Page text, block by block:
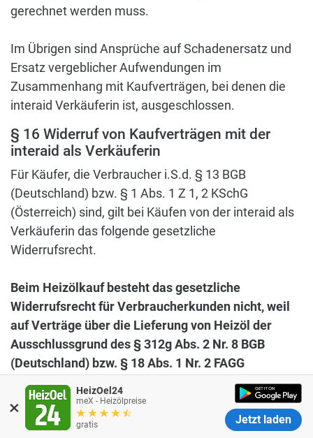
gerechnet werden muss.
Im Übrigen sind Ansprüche auf Schadenersatz und
Ersatz vergeblicher Aufwendungen im
Zusammenhang mit Kaufverträgen, bei denen die
interaid Verkäuferin ist, ausgeschlossen.
§ 16 Widerruf von Kaufverträgen mit der
interaid als Verkäuferin
Für Käufer, die Verbraucher i.S.d. § 13 BGB
(Deutschland) bzw. § 1 Abs. 1 Z 1, 2 KSchG
(Österreich) sind, gilt bei Käufen von der interaid als
Verkäuferin das folgende gesetzliche
Widerrufsrecht.
Beim Heizölkauf besteht das gesetzliche
Widerrufsrecht für Verbraucherkunden nicht, weil
auf Verträge über die Lieferung von Heizöl der
Ausschlussgrund des § 312g Abs. 2 Nr. 8 BGB
(Deutschland) bzw. § 18 Abs. 1 Nr. 2 FAGG
(Österreich) anwendbar ist. Verbraucher können
ihre auf Abschluss des Vertrages gerichtete
Willenserklärung also nicht widerrufen.
Der Preis
Warnung: Fake-Shops mit Vorkasse
×
HeizOel24
meX - Heizölpreise
gratis Jetzt laden